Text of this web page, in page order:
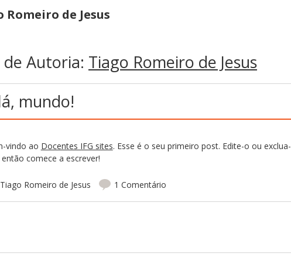
Romeiro de Jesus
Autoria: Tiago Romeiro de Jesus
mundo!
vindo ao Docentes IFG sites. Esse é o seu primeiro post. Edite-o ou exclua-
comece a escrever!
Tiago Romeiro de Jesus 1 Comentário